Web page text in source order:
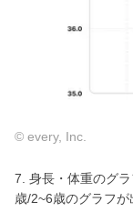
© every, Inc.
7. 身長・体重のグ
歳/2~6歳のグラフが